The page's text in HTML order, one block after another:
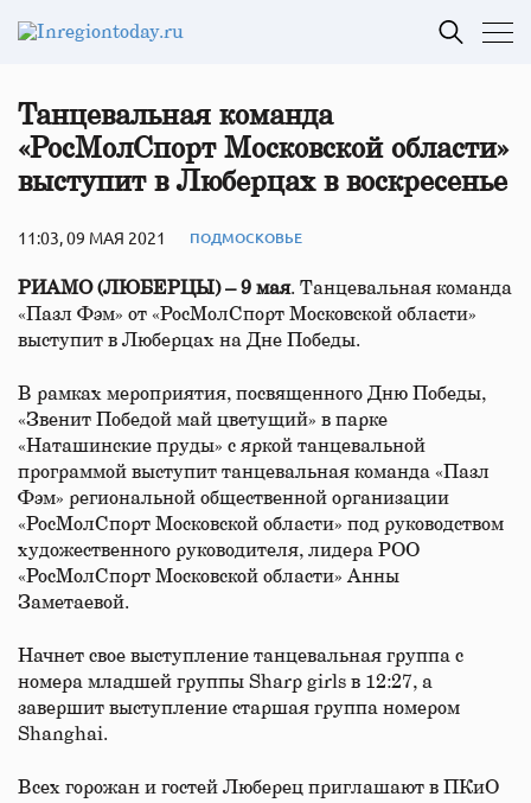
Танцевальная команда
«РосМолСпорт Московской области»
выступит в Люберцах в воскресенье
11:03, 09 МАЯ 2021 ПОДМОСКОВЬЕ
РИАМО (ЛЮБЕРЦЫ) – 9 мая. Танцевальная команда
«Пазл Фэм» от «РосМолСпорт Московской области»
выступит в Люберцах на Дне Победы.
В рамках мероприятия, посвященного Дню Победы,
«Звенит Победой май цветущий» в парке
«Наташинские пруды» с яркой танцевальной
программой выступит танцевальная команда «Пазл
Фэм» региональной общественной организации
«РосМолСпорт Московской области» под руководством
художественного руководителя, лидера РОО
«РосМолСпорт Московской области» Анны
Заметаевой.
Начнет свое выступление танцевальная группа с
номера младшей группы Sharp girls в 12:27, а
завершит выступление старшая группа номером
Shanghai.
Всех горожан и гостей Люберец приглашают в ПКиО